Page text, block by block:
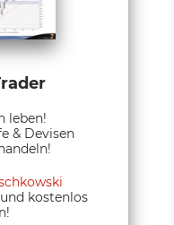
leben!
& Devisen
kostenlos